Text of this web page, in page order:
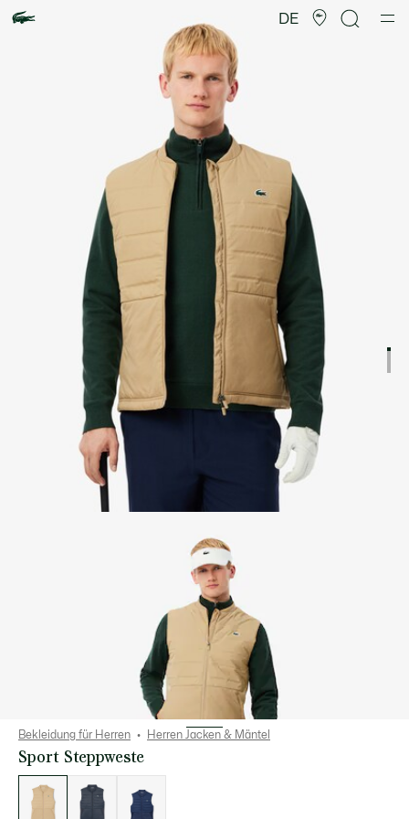
DE
Bekleidung für Herren Herren Jacken & Mäntel
Sport Steppweste
der
Varianten